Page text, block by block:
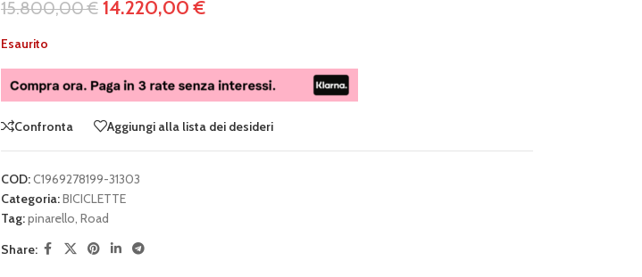
15.800,00€ 14.220,00€
Esaurito
Confronta Aggiungi alla lista dei desideri
COD:C1969278199-31303
Categoria:BICICLETTE
Tag:pinarello, Road
Share: